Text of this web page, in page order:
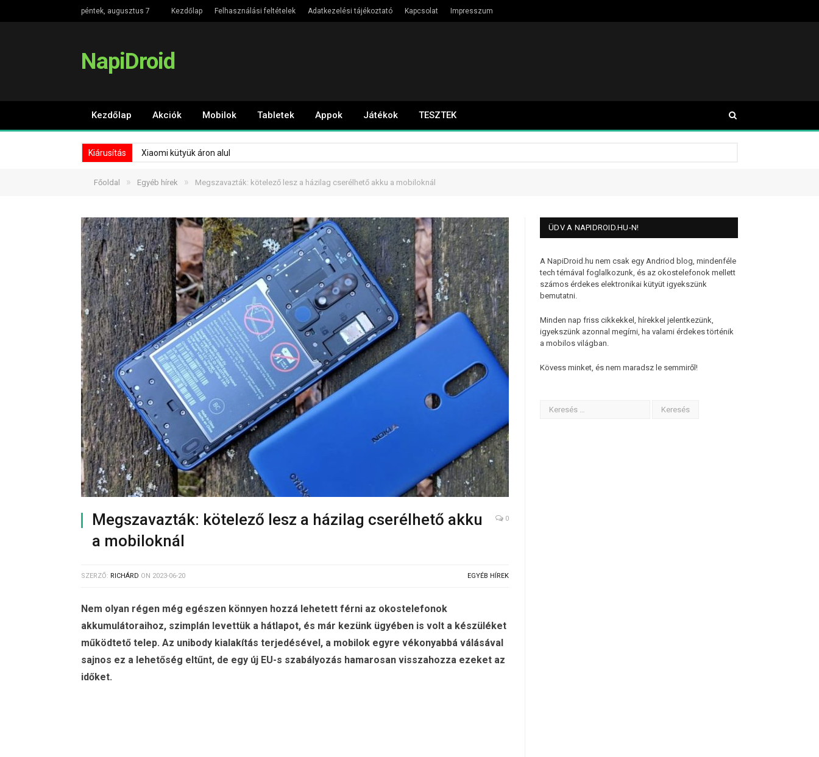
péntek, augusztus 7 Kezdőlap Felhasználási feltételek Adatkezelési tájékoztató Kapcsolat Impresszum
NapiDroid
Kezdőlap Akciók Mobilok Tabletek Appok Játékok TESZTEK
Kiárusítás Xiaomi kütyük áron alul
Főoldal » Egyéb hírek » Megszavazták: kötelező lesz a házilag cserélhető akku a mobiloknál
Megszavazták: kötelező lesz a házilag cserélhető akku
a mobiloknál
0
SZERZŐ: RICHÁRD ON 2023-06-20 EGYÉB HÍREK
Nem olyan régen még egészen könnyen hozzá lehetett férni az okostelefonok
akkumulátoraihoz, szimplán levettük a hátlapot, és már kezünk ügyében is volt a készüléket
működtető telep. Az unibody kialakítás terjedésével, a mobilok egyre vékonyabbá válásával
sajnos ez a lehetőség eltűnt, de egy új EU-s szabályozás hamarosan visszahozza ezeket az
időket.
ÜDV A NAPIDROID.HU-N!
A NapiDroid.hu nem csak egy Andriod blog, mindenféle
tech témával foglalkozunk, és az okostelefonok mellett
számos érdekes elektronikai kütyüt igyekszünk
bemutatni.
Minden nap friss cikkekkel, hírekkel jelentkezünk,
igyekszünk azonnal megírni, ha valami érdekes történik
a mobilos világban.
Kövess minket, és nem maradsz le semmiről!